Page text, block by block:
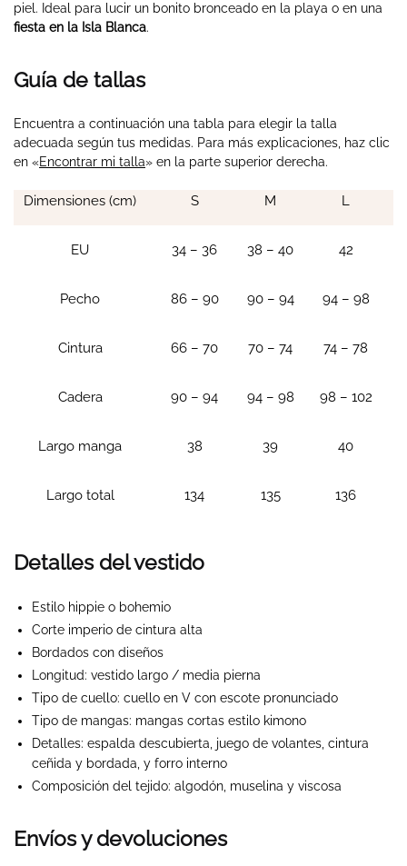
piel. Ideal para lucir un bonito bronceado en la playa o en una
fiesta en la Isla Blanca.
Guía de tallas
Encuentra a continuación una tabla para elegir la talla
adecuada según tus medidas. Para más explicaciones, haz clic
en «Encontrar mi talla» en la parte superior derecha.
Dimensiones (cm) S M L
EU 34 – 36 38 – 40 42
Pecho 86 – 90 90 – 94 94 – 98
Cintura 66 – 70 70 – 74 74 – 78
Cadera 90 – 94 94 – 98 98 – 102
Largo manga 38 39 40
Largo total 134 135 136
Detalles del vestido
Estilo hippie o bohemio
Corte imperio de cintura alta
Bordados con diseños
Longitud: vestido largo / media pierna
Tipo de cuello: cuello en V con escote pronunciado
Tipo de mangas: mangas cortas estilo kimono
Detalles: espalda descubierta, juego de volantes, cintura
ceñida y bordada, y forro interno
Composición del tejido: algodón, muselina y viscosa
Envíos y devoluciones